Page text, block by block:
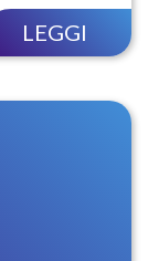
LEGGI